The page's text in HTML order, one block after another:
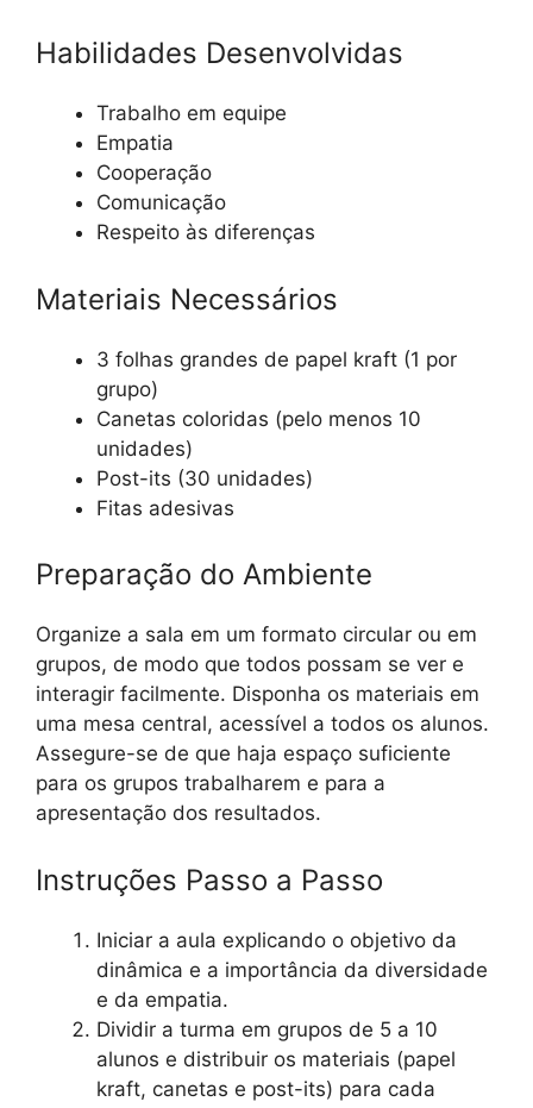
Habilidades Desenvolvidas
Trabalho em equipe
Empatia
Cooperação
Comunicação
Respeito às diferenças
Materiais Necessários
3 folhas grandes de papel kraft (1 por
grupo)
Canetas coloridas (pelo menos 10
unidades)
Post-its (30 unidades)
Fitas adesivas
Preparação do Ambiente
Organize a sala em um formato circular ou em
grupos, de modo que todos possam se ver e
interagir facilmente. Disponha os materiais em
uma mesa central, acessível a todos os alunos.
Assegure-se de que haja espaço suficiente
para os grupos trabalharem e para a
apresentação dos resultados.
Instruções Passo a Passo
Iniciar a aula explicando o objetivo da
dinâmica e a importância da diversidade
e da empatia.
Dividir a turma em grupos de 5 a 10
alunos e distribuir os materiais (papel
kraft, canetas e post-its) para cada